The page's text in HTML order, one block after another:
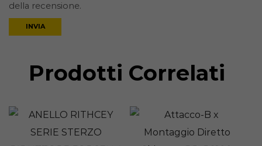
della recensione.
Prodotti Correlati